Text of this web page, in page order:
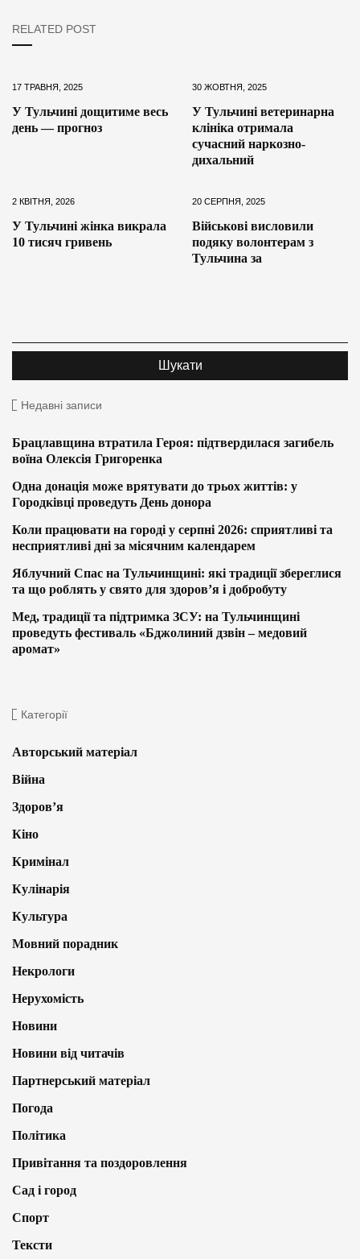
RELATED POST
17 ТРАВНЯ, 2025
У Тульчині дощитиме весь
день — прогноз
30 ЖОВТНЯ, 2025
У Тульчині ветеринарна
клініка отримала
сучасний наркозно-
дихальний
2 КВІТНЯ, 2026
У Тульчині жінка викрала
10 тисяч гривень
20 СЕРПНЯ, 2025
Військові висловили
подяку волонтерам з
Тульчина за
Недавні записи
Брацлавщина втратила Героя: підтвердилася загибель
воїна Олексія Григоренка
Одна донація може врятувати до трьох життів: у
Городківці проведуть День донора
Коли працювати на городі у серпні 2026: сприятливі та
несприятливі дні за місячним календарем
Яблучний Спас на Тульчинщині: які традиції збереглися
та що роблять у свято для здоров’я і добробуту
Мед, традиції та підтримка ЗСУ: на Тульчинщині
проведуть фестиваль «Бджолиний дзвін – медовий
аромат»
Категорії
Авторський матеріал
Війна
Здоров’я
Кіно
Кримінал
Кулінарія
Культура
Мовний порадник
Некрологи
Нерухомість
Новини
Новини від читачів
Партнерський матеріал
Погода
Політика
Привітання та поздоровлення
Сад і город
Спорт
Тексти